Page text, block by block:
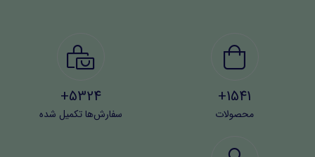
1541+
محصولات
5324+
سفارش‌ها تکمیل شده